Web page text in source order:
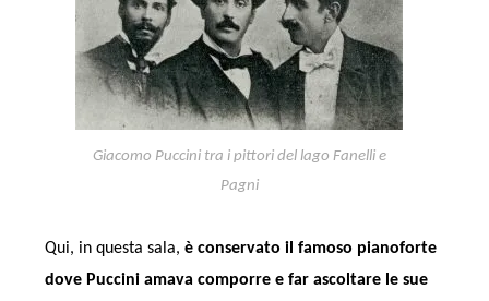
Giacomo Puccini tra i pittori del lago Fanelli e
Pagni
Qui, in questa sala, è conservato il famoso pianoforte
dove Puccini amava comporre e far ascoltare le sue